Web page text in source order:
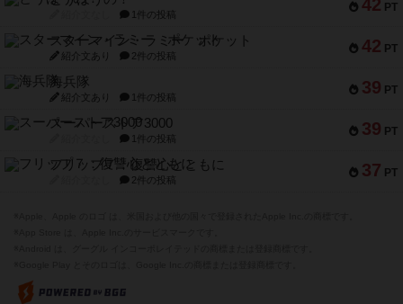
42 PT
1件の投稿
42 PT
スターマイン・ラミー ポケット
紹介文あり 2件の投稿
39 PT
海兵隊
紹介文あり 1件の投稿
39 PT
スーパーストア3000
1件の投稿
37 PT
フリップ７：復讐心とともに
2件の投稿